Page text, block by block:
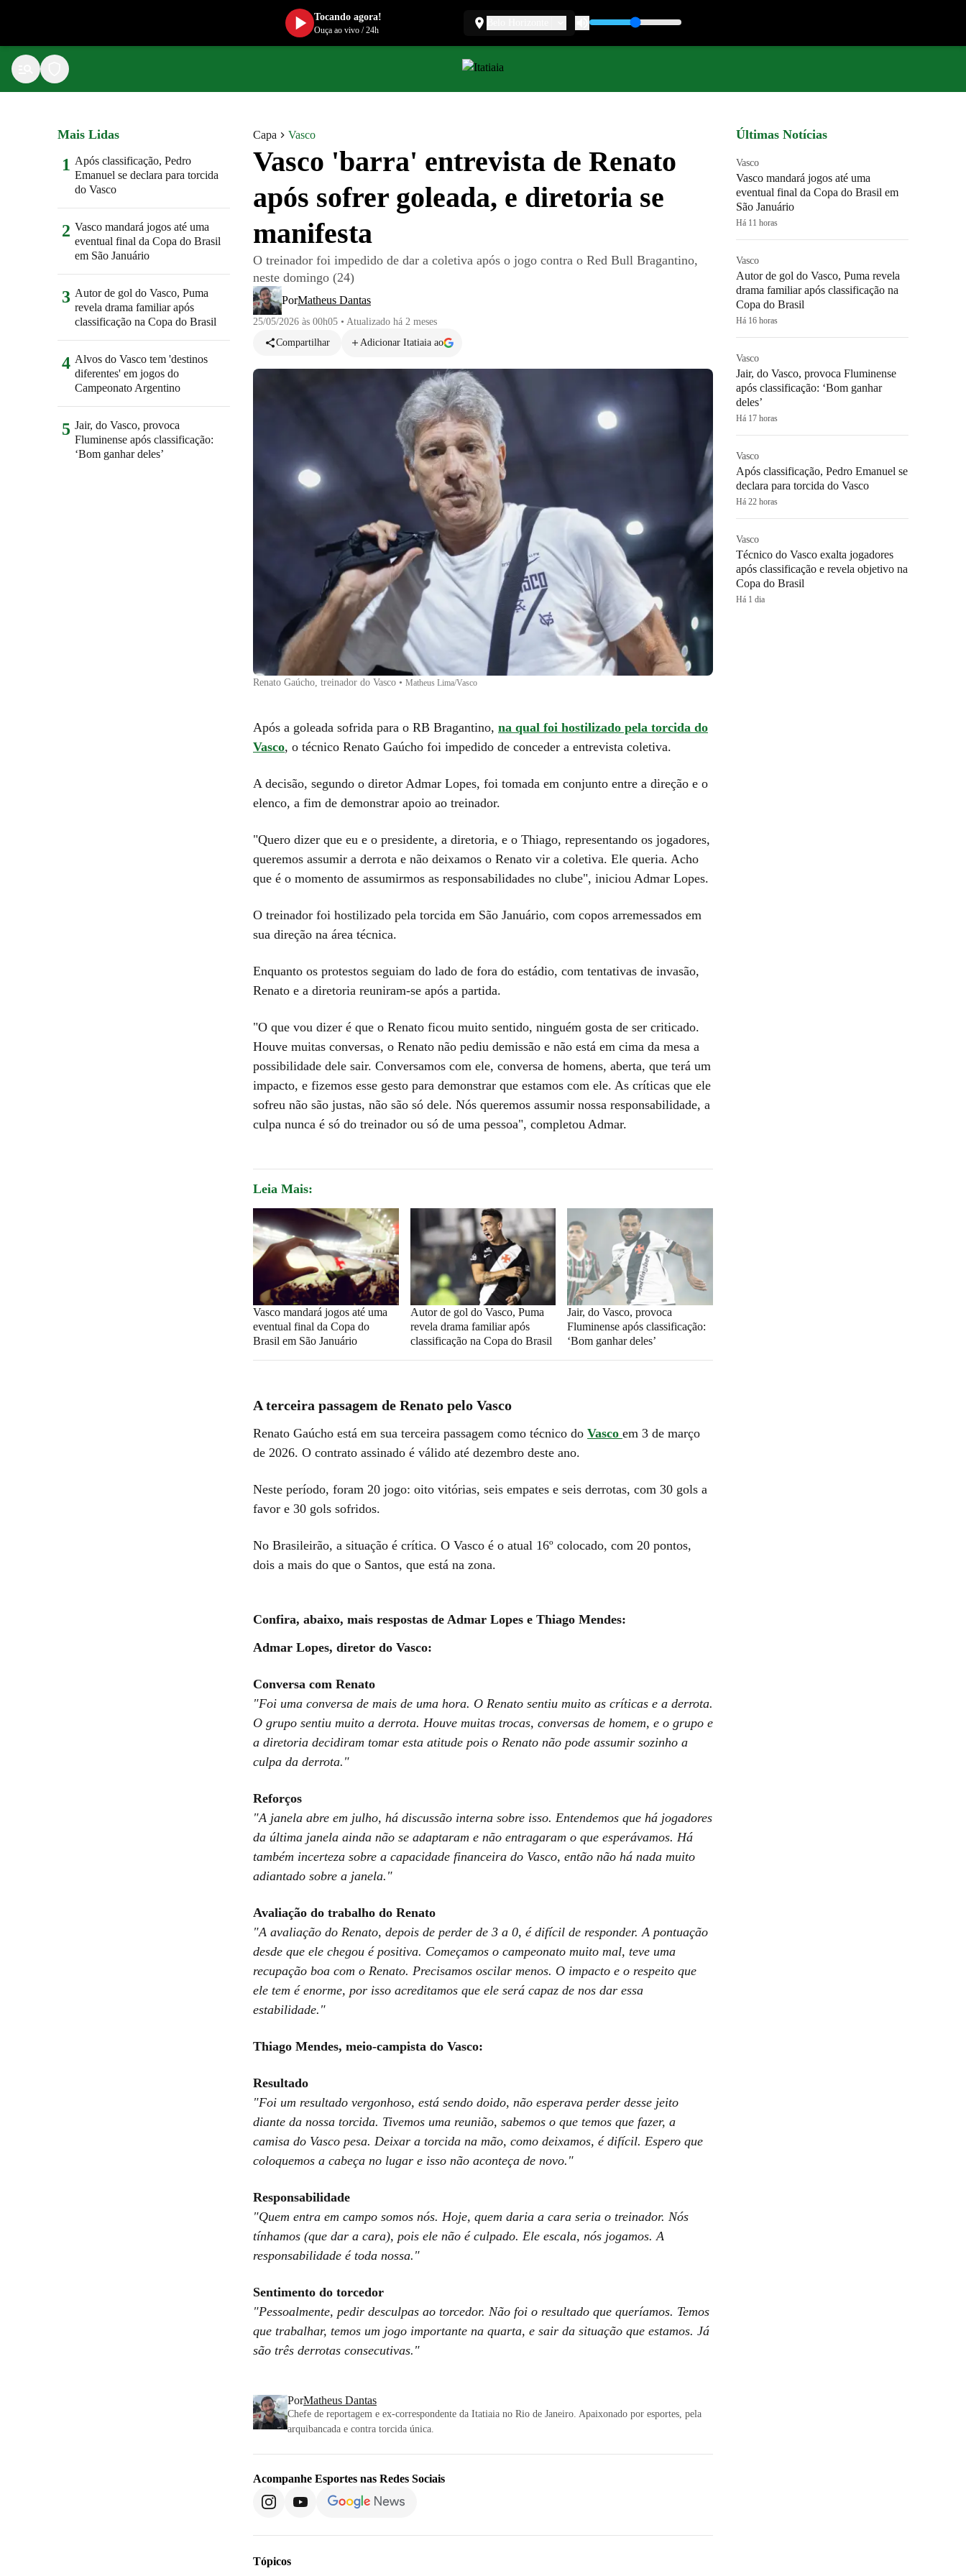
Capa Vasco
Vasco 'barra' entrevista de Renato
após sofrer goleada, e diretoria se
manifesta
O treinador foi impedido de dar a coletiva após o jogo contra o Red Bull Bragantino,
neste domingo (24)
PorMatheus Dantas
25/05/2026 às 00h05 • Atualizado há 2 meses
Compartilhar
Adicionar Itatiaia ao
Renato Gaúcho, treinador do Vasco • Matheus Lima/Vasco
Após a goleada sofrida para o RB Bragantino, na qual foi hostilizado pela torcida do
Vasco, o técnico Renato Gaúcho foi impedido de conceder a entrevista coletiva.
A decisão, segundo o diretor Admar Lopes, foi tomada em conjunto entre a direção e o
elenco, a fim de demonstrar apoio ao treinador.
"Quero dizer que eu e o presidente, a diretoria, e o Thiago, representando os jogadores,
queremos assumir a derrota e não deixamos o Renato vir a coletiva. Ele queria. Acho
que é o momento de assumirmos as responsabilidades no clube", iniciou Admar Lopes.
O treinador foi hostilizado pela torcida em São Januário, com copos arremessados em
sua direção na área técnica.
Enquanto os protestos seguiam do lado de fora do estádio, com tentativas de invasão,
Renato e a diretoria reuniram-se após a partida.
"O que vou dizer é que o Renato ficou muito sentido, ninguém gosta de ser criticado.
Houve muitas conversas, o Renato não pediu demissão e não está em cima da mesa a
possibilidade dele sair. Conversamos com ele, conversa de homens, aberta, que terá um
impacto, e fizemos esse gesto para demonstrar que estamos com ele. As críticas que ele
sofreu não são justas, não são só dele. Nós queremos assumir nossa responsabilidade, a
culpa nunca é só do treinador ou só de uma pessoa", completou Admar.
Leia Mais:
Vasco mandará jogos até uma
eventual final da Copa do
Brasil em São Januário
Autor de gol do Vasco, Puma
revela drama familiar após
classificação na Copa do Brasil
Jair, do Vasco, provoca
Fluminense após classificação:
‘Bom ganhar deles’
A terceira passagem de Renato pelo Vasco
Renato Gaúcho está em sua terceira passagem como técnico do Vasco em 3 de março
de 2026. O contrato assinado é válido até dezembro deste ano.
Neste período, foram 20 jogo: oito vitórias, seis empates e seis derrotas, com 30 gols a
favor e 30 gols sofridos.
No Brasileirão, a situação é crítica. O Vasco é o atual 16º colocado, com 20 pontos,
dois a mais do que o Santos, que está na zona.
Confira, abaixo, mais respostas de Admar Lopes e Thiago Mendes:
Admar Lopes, diretor do Vasco:
Conversa com Renato
"Foi uma conversa de mais de uma hora. O Renato sentiu muito as críticas e a derrota.
O grupo sentiu muito a derrota. Houve muitas trocas, conversas de homem, e o grupo e
a diretoria decidiram tomar esta atitude pois o Renato não pode assumir sozinho a
culpa da derrota."
Reforços
"A janela abre em julho, há discussão interna sobre isso. Entendemos que há jogadores
da última janela ainda não se adaptaram e não entragaram o que esperávamos. Há
também incerteza sobre a capacidade financeira do Vasco, então não há nada muito
adiantado sobre a janela."
Avaliação do trabalho do Renato
"A avaliação do Renato, depois de perder de 3 a 0, é difícil de responder. A pontuação
desde que ele chegou é positiva. Começamos o campeonato muito mal, teve uma
recupação boa com o Renato. Precisamos oscilar menos. O impacto e o respeito que
ele tem é enorme, por isso acreditamos que ele será capaz de nos dar essa
estabilidade."
Thiago Mendes, meio-campista do Vasco:
Resultado
"Foi um resultado vergonhoso, está sendo doido, não esperava perder desse jeito
diante da nossa torcida. Tivemos uma reunião, sabemos o que temos que fazer, a
camisa do Vasco pesa. Deixar a torcida na mão, como deixamos, é difícil. Espero que
coloquemos a cabeça no lugar e isso não aconteça de novo."
Responsabilidade
"Quem entra em campo somos nós. Hoje, quem daria a cara seria o treinador. Nós
tínhamos (que dar a cara), pois ele não é culpado. Ele escala, nós jogamos. A
responsabilidade é toda nossa."
Sentimento do torcedor
"Pessoalmente, pedir desculpas ao torcedor. Não foi o resultado que queríamos. Temos
que trabalhar, temos um jogo importante na quarta, e sair da situação que estamos. Já
são três derrotas consecutivas."
PorMatheus Dantas
Chefe de reportagem e ex-correspondente da Itatiaia no Rio de Janeiro. Apaixonado por esportes, pela
arquibancada e contra torcida única.
Acompanhe Esportes nas Redes Sociais
Tópicos
Mais Lidas
1 Após classificação, Pedro
Emanuel se declara para torcida
do Vasco
2 Vasco mandará jogos até uma
eventual final da Copa do Brasil
em São Januário
3 Autor de gol do Vasco, Puma
revela drama familiar após
classificação na Copa do Brasil
4 Alvos do Vasco tem 'destinos
diferentes' em jogos do
Campeonato Argentino
5 Jair, do Vasco, provoca
Fluminense após classificação:
‘Bom ganhar deles’
Últimas Notícias
Vasco
Vasco mandará jogos até uma
eventual final da Copa do Brasil em
São Januário
Há 11 horas
Vasco
Autor de gol do Vasco, Puma revela
drama familiar após classificação na
Copa do Brasil
Há 16 horas
Vasco
Jair, do Vasco, provoca Fluminense
após classificação: ‘Bom ganhar
deles’
Há 17 horas
Vasco
Após classificação, Pedro Emanuel se
declara para torcida do Vasco
Há 22 horas
Vasco
Técnico do Vasco exalta jogadores
após classificação e revela objetivo na
Copa do Brasil
Há 1 dia
Tocando agora!
Ouça ao vivo/24h